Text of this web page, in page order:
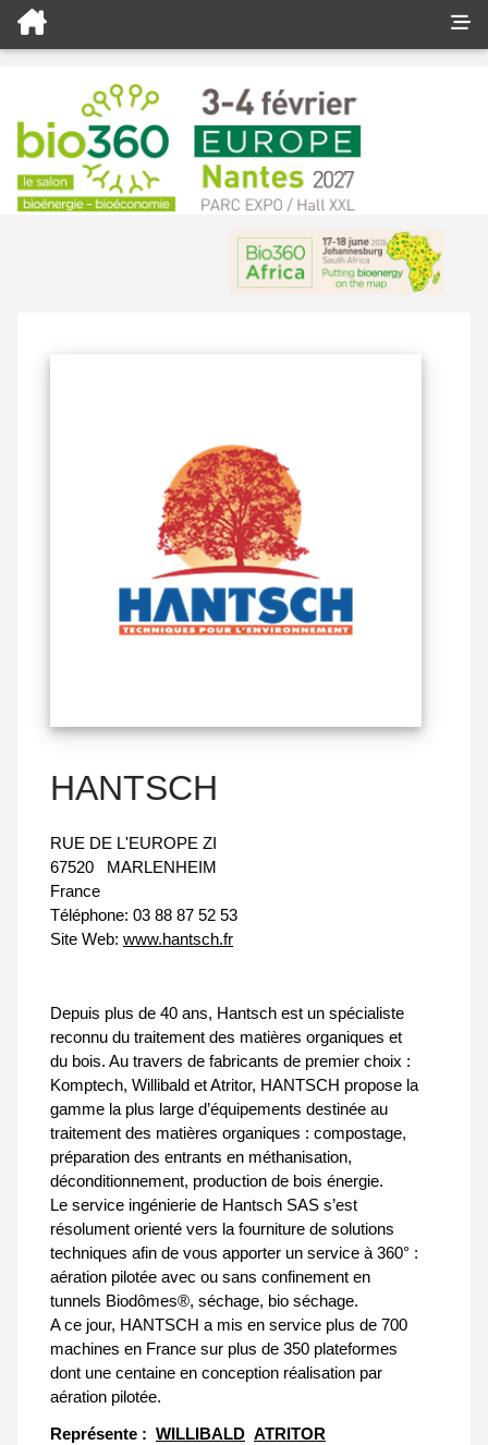
HANTSCH
RUE DE L'EUROPE ZI
67520
MARLENHEIM
France
Téléphone: 03 88 87 52 53
Site Web: www.hantsch.fr
Depuis plus de 40 ans, Hantsch est un spécialiste
reconnu du traitement des matières organiques et
du bois. Au travers de fabricants de premier choix :
Komptech, Willibald et Atritor, HANTSCH propose la
gamme la plus large d’équipements destinée au
traitement des matières organiques : compostage,
préparation des entrants en méthanisation,
déconditionnement, production de bois énergie.
Le service ingénierie de Hantsch SAS s’est
résolument orienté vers la fourniture de solutions
techniques afin de vous apporter un service à 360° :
aération pilotée avec ou sans confinement en
tunnels Biodômes®, séchage, bio séchage.
A ce jour, HANTSCH a mis en service plus de 700
machines en France sur plus de 350 plateformes
dont une centaine en conception réalisation par
aération pilotée.
Représente : WILLIBALD ATRITOR